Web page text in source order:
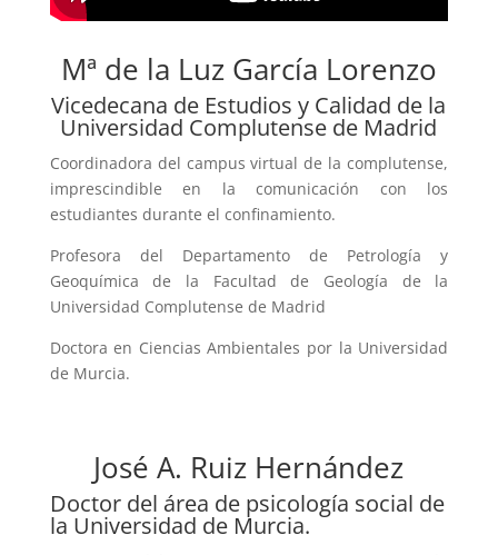
Mª de la Luz García Lorenzo
Vicedecana de Estudios y Calidad de la
Universidad Complutense de Madrid
Coordinadora del campus virtual de la complutense,
imprescindible en la comunicación con los
estudiantes durante el confinamiento.
Profesora del Departamento de Petrología y
Geoquímica de la Facultad de Geología de la
Universidad Complutense de Madrid
Doctora en Ciencias Ambientales por la Universidad
de Murcia.
José A. Ruiz Hernández
Doctor del área de psicología social de
la Universidad de Murcia.